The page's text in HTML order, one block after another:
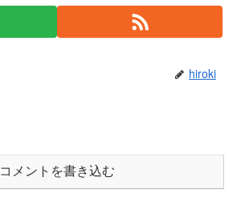
hiroki
コメントを書き込む